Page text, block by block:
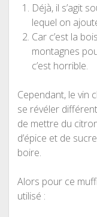
Déjà, il s’agit
lequel on
Car c’est la
montagnes
c’est horrible.
Cependant, le vin
se révéler
de mettre du
d’épice et de
boire.
Alors pour ce
utilisé :